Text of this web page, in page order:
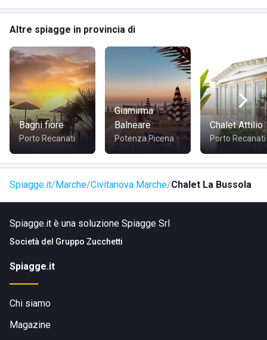
Altre spiagge in provincia di
Bagni fiore
Porto Recanati
Giamirma
Balneare
Potenza Picena
Chalet Attilio
Porto Recanati
Spiagge.it Marche Civitanova Marche Chalet La Bussola
Spiagge.it è una soluzione Spiagge Srl
Società del Gruppo Zucchetti
Spiagge.it
Chi siamo
Magazine